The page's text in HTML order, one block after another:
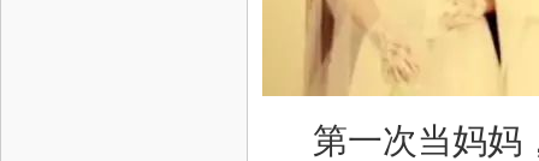
第一次当妈妈